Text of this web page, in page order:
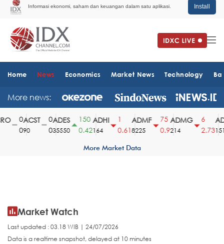
Informasi ekonomi, saham dan keuangan dalam satu aplikasi. Install
Home News Economics Market News Technology
More news:
ACST
90
ADES
35550
150
0.42
ADHI
164
0.61
ADMF
8225
75
0.9
ADMG
214
2.731510
More Market Data
Market Watch
Last updated : 03.18 WIB | 24/07/2026
Data is a realtime snapshot, delayed at 10 minutes